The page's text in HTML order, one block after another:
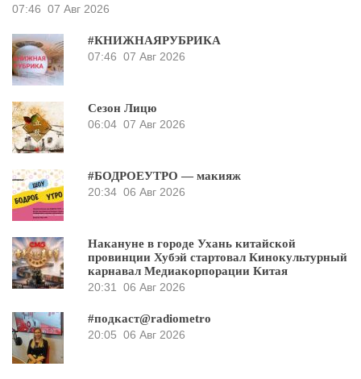
07:46 07 Авг 2026
#КНИЖНАЯРУБРИКА
07:46 07 Авг 2026
Сезон Лицю
06:04 07 Авг 2026
#БОДРОЕУТРО — макияж
20:34 06 Авг 2026
Накануне в городе Ухань китайской
провинции Хубэй стартовал Кинокультурный
карнавал Медиакорпорации Китая
20:31 06 Авг 2026
#подкаст@radiometro
20:05 06 Авг 2026